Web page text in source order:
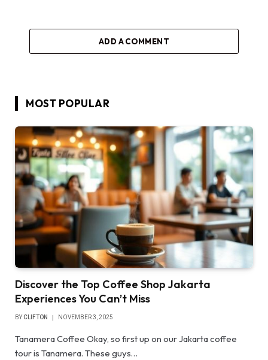
ADD A COMMENT
MOST POPULAR
Discover the Top Coffee Shop Jakarta
Experiences You Can’t Miss
BYCLIFTON NOVEMBER 3, 2025
Tanamera Coffee Okay, so first up on our Jakarta coffee
tour is Tanamera. These guys…